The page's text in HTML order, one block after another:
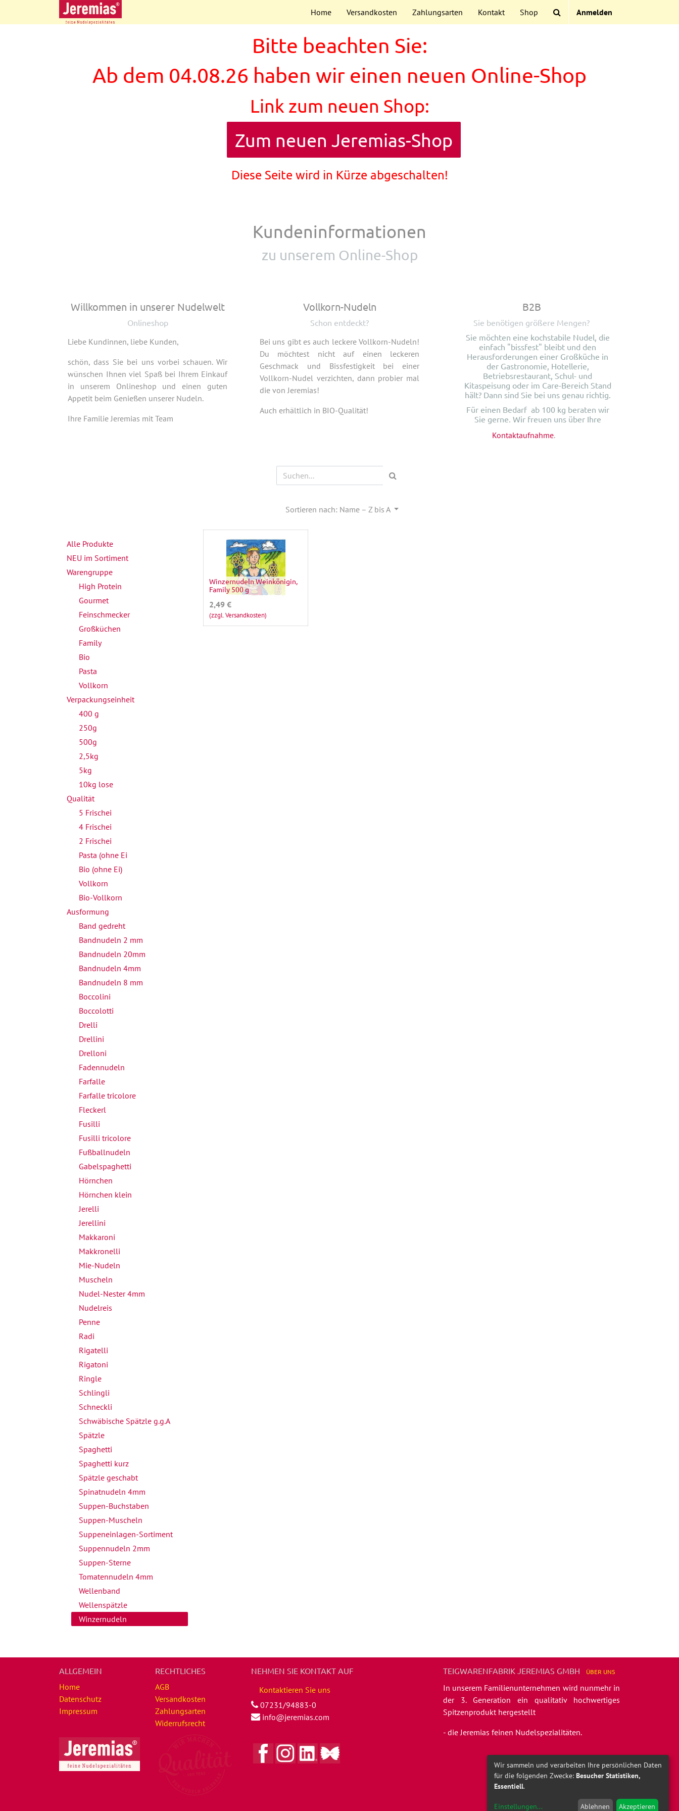
Home Versandkosten Zahlungsarten Kontakt Shop Anmelden
Bitte beachten Sie:
Ab dem 04.08.26 haben wir einen neuen Online-Shop
Link zum neuen Shop:
Zum neuen Jeremias-Shop
Diese Seite wird in Kürze abgeschalten!
Kundeninformationen
zu unserem Online-Shop
Willkommen in unserer Nudelwelt
Onlineshop
Liebe Kundinnen, liebe Kunden,
schön, dass Sie bei uns vorbei schauen. Wir
wünschen Ihnen viel Spaß bei Ihrem Einkauf
in unserem Onlineshop und einen guten
Appetit beim Genießen unserer Nudeln.
Ihre Familie Jeremias mit Team
Vollkorn-Nudeln
Schon entdeckt?
Bei uns gibt es auch leckere Vollkorn-Nudeln!
Du möchtest nicht auf einen leckeren
Geschmack und Bissfestigkeit bei einer
Vollkorn-Nudel verzichten, dann probier mal
die von Jeremias!
Auch erhältlich in BIO-Qualität!
B2B
Sie benötigen größere Mengen?
Sie möchten eine kochstabile Nudel, die
einfach "bissfest" bleibt und den
Herausforderungen einer Großküche in
der Gastronomie, Hotellerie,
Betriebsrestaurant, Schul- und
Kitaspeisung oder im Care-Bereich Stand
hält? Dann sind Sie bei uns genau richtig.
Für einen Bedarf ab 100 kg beraten wir
Sie gerne. Wir freuen uns über Ihre
Kontaktaufnahme.
Sortieren nach: Name – Z bis A
Alle Produkte
NEU im Sortiment
Warengruppe
High Protein
Gourmet
Feinschmecker
Großküchen
Family
Bio
Pasta
Vollkorn
Verpackungseinheit
400 g
250g
500g
2,5kg
5kg
10kg lose
Qualität
5 Frischei
4 Frischei
2 Frischei
Pasta (ohne Ei
Bio (ohne Ei)
Vollkorn
Bio-Vollkorn
Ausformung
Band gedreht
Bandnudeln 2 mm
Bandnudeln 20mm
Bandnudeln 4mm
Bandnudeln 8 mm
Boccolini
Boccolotti
Drelli
Drellini
Drelloni
Fadennudeln
Farfalle
Farfalle tricolore
Fleckerl
Fusilli
Fusilli tricolore
Fußballnudeln
Gabelspaghetti
Hörnchen
Hörnchen klein
Jerelli
Jerellini
Makkaroni
Makkronelli
Mie-Nudeln
Muscheln
Nudel-Nester 4mm
Nudelreis
Penne
Radi
Rigatelli
Rigatoni
Ringle
Schlingli
Schneckli
Schwäbische Spätzle g.g.A
Spätzle
Spaghetti
Spaghetti kurz
Spätzle geschabt
Spinatnudeln 4mm
Suppen-Buchstaben
Suppen-Muscheln
Suppeneinlagen-Sortiment
Suppennudeln 2mm
Suppen-Sterne
Tomatennudeln 4mm
Wellenband
Wellenspätzle
Winzernudeln
Winzernudeln Weinkönigin,
Family 500 g
2,49 €
(zzgl. Versandkosten)
ALLGEMEIN
Home
Datenschutz
Impressum
RECHTLICHES
AGB
Versandkosten
Zahlungsarten
Widerrufsrecht
NEHMEN SIE KONTAKT AUF
Kontaktieren Sie uns
07231/94883-0
info@jeremias.com
TEIGWARENFABRIK JEREMIAS GMBH ÜBER UNS
In unserem Familienunternehmen wird nunmehr in
der 3. Generation ein qualitativ hochwertiges
Spitzenprodukt hergestellt
- die Jeremias feinen Nudelspezialitäten.
Wir sammeln und verarbeiten Ihre persönlichen Daten
für die folgenden Zwecke: Besucher Statistiken,
Essentiell.
Einstellungen... Ablehnen Akzeptieren